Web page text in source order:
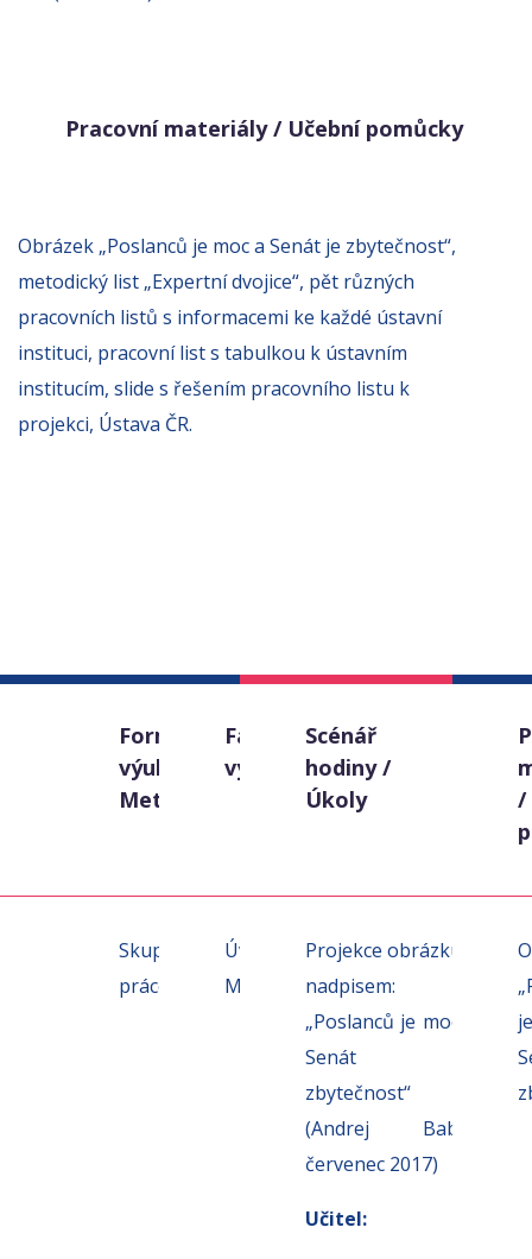
Pracovní materiály / Učební pomůcky
Obrázek „Poslanců je moc a Senát je zbytečnost“,
metodický list „Expertní dvojice“, pět různých
pracovních listů s informacemi ke každé ústavní
instituci, pracovní list s tabulkou k ústavním
institucím, slide s řešením pracovního listu k
projekci, Ústava ČR.
Forma
výuky /
Metoda
Fáze
výuky
Scénář
hodiny /
Úkoly
/
Skupinová
práce
Úvod /
Motivace
Projekce obrázku s
nadpisem:
„Poslanců je moc a
Senát je
zbytečnost“
(Andrej Babiš,
červenec 2017)
Učitel: